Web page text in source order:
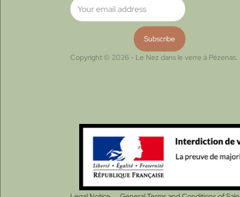
Copyright © 2026 - Le Nez dans le verre à Pézenas.